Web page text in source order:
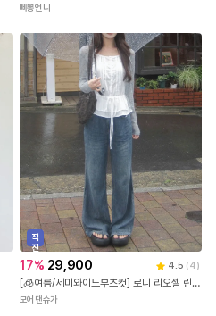
삐뽕언니
직
진
배
송
17% 29,900 4.5 (4)
[🧊여름/세미와이드부츠컷] 로니 리오셀 린넨 데님 팬츠
모어댄슈가